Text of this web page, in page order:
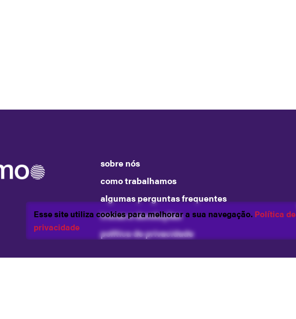
sobre nós
como trabalhamos
algumas perguntas frequentes
trocas e devoluções
política de privacidade
Esse site utiliza cookies para melhorar a sua navegação. Política de
privacidade